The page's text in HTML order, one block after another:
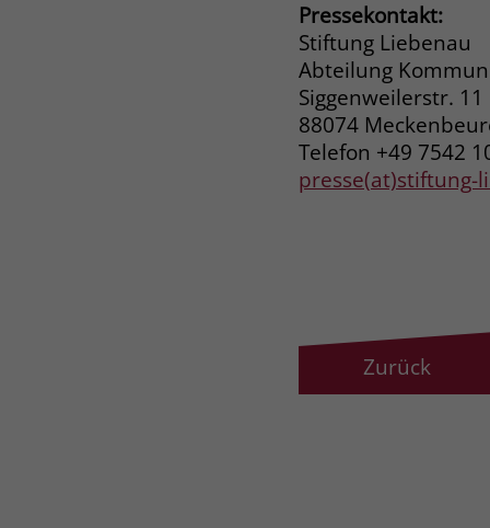
Pressekontakt:
Stiftung Liebenau
Abteilung
Siggenweilerstr. 11
88074
Telefon +49 7542
presse(at)stiftung-
Zurück